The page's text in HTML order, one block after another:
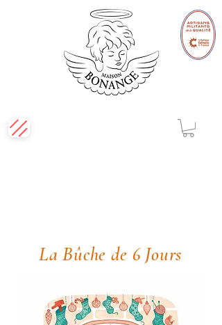
La Bûche de 6 Jours